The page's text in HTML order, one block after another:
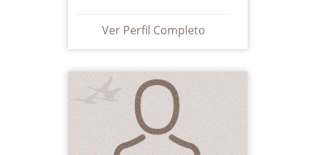
Ver Perfil Completo